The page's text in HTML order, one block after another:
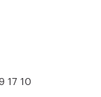
17 10